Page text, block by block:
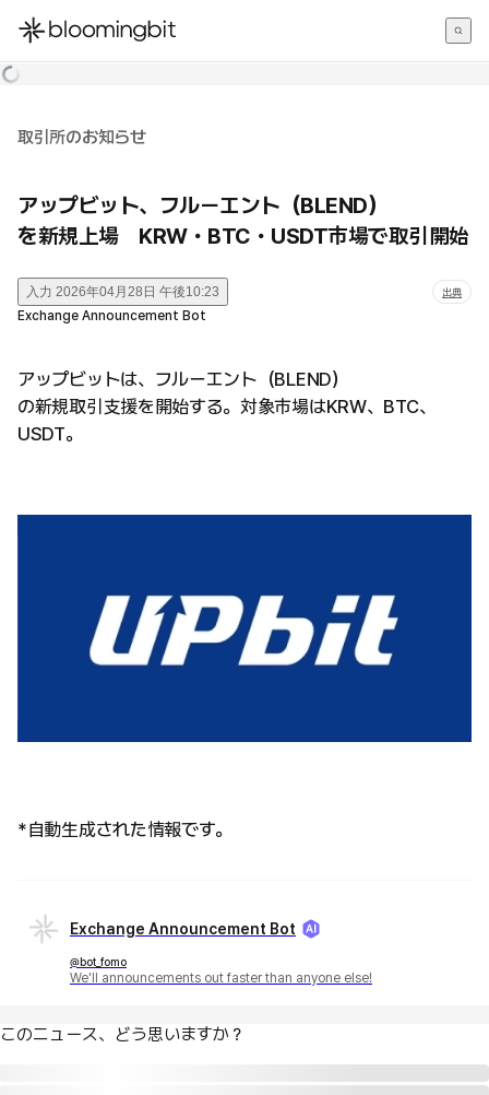
한국어
取引所のお知らせ
アップビット、フルーエント（BLEND）
を新規上場 KRW・BTC・USDT市場で取引開始
入力 2026年04月28日 午後10:23 出典
Exchange Announcement Bot
アップビットは、フルーエント（BLEND）
の新規取引支援を開始する。対象市場はKRW、BTC、
USDT。
*自動生成された情報です。
Exchange Announcement Bot
@bot_fomo
We'll announcements out faster than anyone else!
このニュース、どう思いますか？